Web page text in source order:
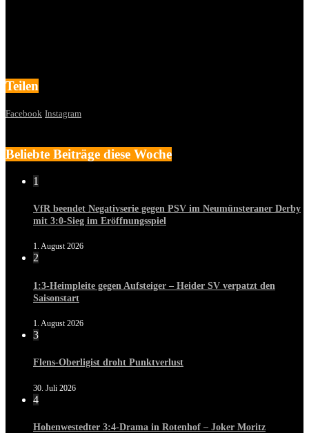
Teilen
Facebook Instagram
Beliebte Beiträge diese Woche
1
VfR beendet Negativserie gegen PSV im Neumünsteraner Derby
mit 3:0-Sieg im Eröffnungsspiel
1. August 2026
2
1:3-Heimpleite gegen Aufsteiger – Heider SV verpatzt den
Saisonstart
1. August 2026
3
Flens-Oberligist droht Punktverlust
30. Juli 2026
4
Hohenwestedter 3:4-Drama in Rotenhof – Joker Moritz